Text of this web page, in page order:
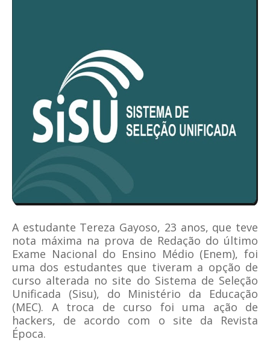
A estudante Tereza Gayoso, 23 anos, que teve
nota máxima na prova de Redação do último
Exame Nacional do Ensino Médio (Enem), foi
uma dos estudantes que tiveram a opção de
curso alterada no site do Sistema de Seleção
Unificada (Sisu), do Ministério da Educação
(MEC). A troca de curso foi uma ação de
hackers, de acordo com o site da Revista
Época.